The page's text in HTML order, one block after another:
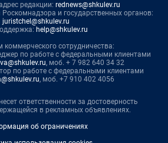
редакции: rednews@shkulev.ru
и государственных органов:
juristchel@shkulev.ru
help@shkulev.ru
коммерческого сотрудничества:
по работе с федеральными клиентами
, моб. + 7 982 640 34 32
по работе с федеральными клиентами
, моб. +7 910 402 4056
ответственности за достоверность
в рекламных объявлениях.
об ограничениях